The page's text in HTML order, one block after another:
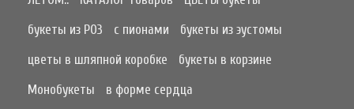
букеты из РОЗ
с пионами
букеты из эустомы
цветы в шляпной коробке
букеты в корзине
Монобукеты
в форме сердца